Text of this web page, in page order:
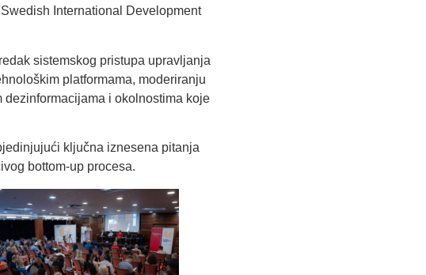
Swedish International Development
sistemskog pristupa upravljanja
platformama, moderiranju
i okolnostima koje
ključna iznesena pitanja
bottom-up procesa.